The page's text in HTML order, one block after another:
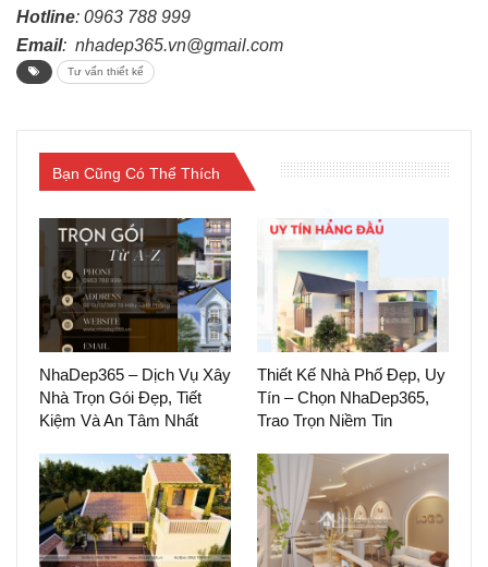
Hotline: 0963 788 999
Email: nhadep365.vn@gmail.com
Tư vấn thiết kế
Bạn Cũng Có Thể Thích
NhaDep365 – Dịch Vụ Xây
Nhà Trọn Gói Đẹp, Tiết
Kiệm Và An Tâm Nhất
Thiết Kế Nhà Phố Đẹp, Uy
Tín – Chọn NhaDep365,
Trao Trọn Niềm Tin